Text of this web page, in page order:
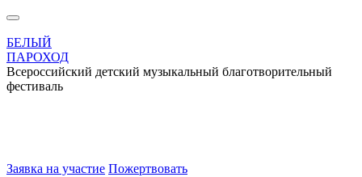
БЕЛЫЙ
ПАРОХОД
Всероссийский детский музыкальный благотворительный
фестиваль
Заявка на участие Пожертвовать